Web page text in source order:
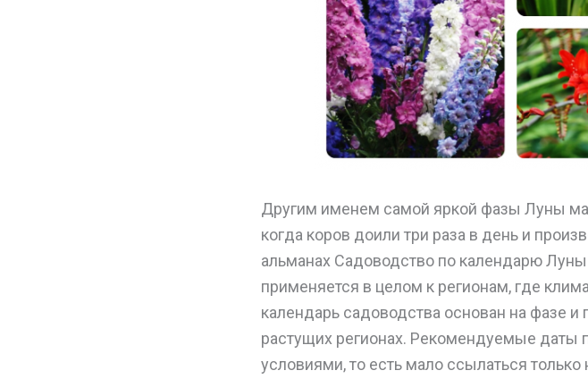
Другим именем самой яркой фазы Луны
когда коров доили три раза в день и
альманах Садоводство по календарю
применяется в целом к регионам, где
календарь садоводства основан на фазе
растущих регионах. Рекомендуемые
условиями, то есть мало ссылаться